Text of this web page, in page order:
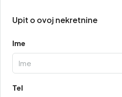
Upit o ovoj nekretnine
Ime
Tel